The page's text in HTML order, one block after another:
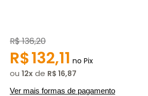
R$136,20
R$132,11 no Pix
ou12 de R$ 16,87
Ver mais formas de pagamento